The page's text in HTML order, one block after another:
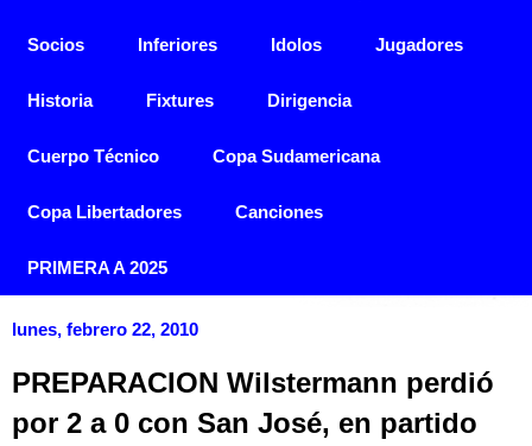
Socios Inferiores Idolos Jugadores
Historia Fixtures Dirigencia
Cuerpo Técnico Copa Sudamericana
Copa Libertadores Canciones
PRIMERA A 2025
lunes, febrero 22, 2010
PREPARACION Wilstermann perdió
por 2 a 0 con San José, en partido